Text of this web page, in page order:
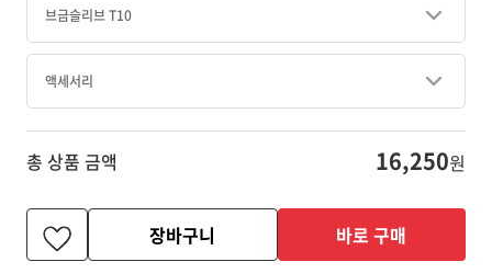
브금슬리브 T10
액세서리
총 상품 금액 16,250원
장바구니 바로 구매